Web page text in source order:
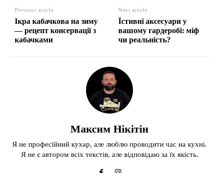
Previous article
Ікра кабачкова на зиму
— рецепт консервації з
кабачками
Next article
Їстивні аксесуари у
вашому гардеробі: міф
чи реальність?
Максим Нікітін
Я не професійний кухар, але люблю проводити час на кухні.
Я не є автором всіх текстів, але відповідаю за їх якість.